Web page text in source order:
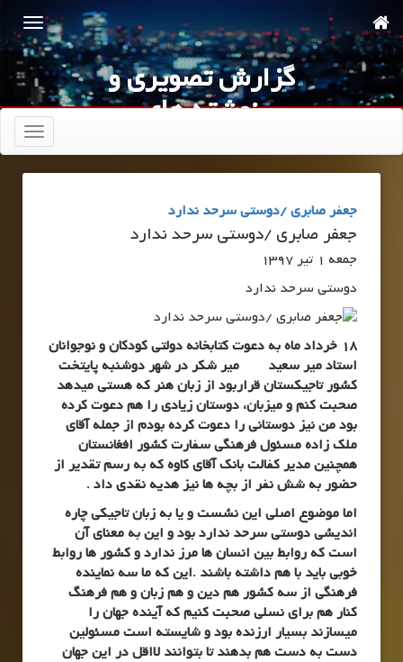
گزارش تصویری و
نوشته های
خرداد 97
ناوبری
جعفر صابری /دوستی سرحد ندارد
جعفر صابری /دوستی سرحد ندارد
جمعه 1 تیر 1397
دوستی سرحد ندارد
18 خرداد ماه به دعوت کتابخانه دولتی کودکان و نوجوانان
استاد میر سعید میر شکر در شهر دوشنبه پایتخت
کشور تاجیکستان قراربود از زبان هنر که هستی میدهد
صحبت کنم و میزبان، دوستان زیادی را هم دعوت کرده
بود من نیز دوستانی را دعوت کرده بودم از جمله آقای
ملک زاده مسئول فرهنگی سفارت کشور افغانستان
همچنین مدیر کفالت بانک آقای کاوه که به رسم تقدیر از
حضور به شش نفر از بچه ها نیز هدیه نقدی داد .
اما موضوع اصلی این نشست و یا به زبان تاجیکی چاره
اندیشی دوستی سرحد ندارد بود و این به معنای آن
است که روابط بین انسان ها مرز ندارد و کشور ها روابط
خوبی باید با هم داشته باشند .این که ما سه نماینده
فرهنگی از سه کشور هم دین و هم زبان و هم فرهنگ
کنار هم برای نسلی صحبت کنیم که آینده جهان را
میسازند بسیار ارزنده بود و شایسته است مسئولین
دست به دست هم بدهند تا بتوانند لااقل در این جهان